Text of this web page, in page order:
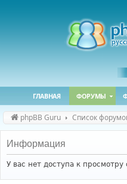
ГЛАВНАЯ ФОРУМЫ
phpBB Guru Список
Информация
У вас нет доступа к просмотру